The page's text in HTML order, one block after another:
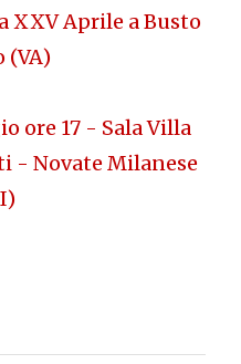
XXV Aprile a Busto
(VA)
ore 17 - Sala Villa
- Novate Milanese